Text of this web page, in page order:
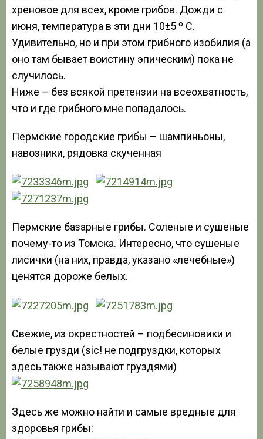
хреновое для всех, кроме грибов. Дожди с
июня, температура в эти дни 10±5 º С.
Удивительно, но и при этом грибного изобилия (а
оно там бывает воистину эпическим) пока не
случилось.
Ниже – без всякой претензии на всеохватность,
что и где грибного мне попадалось.
Пермские городские грибы – шампиньоны,
навозники, рядовка скученная
Пермские базарные грибы. Соленые и сушеные
почему-то из Томска. Интересно, что сушеные
лисички (на них, правда, указано «лечебные»)
ценятся дороже белых.
Свежие, из окрестностей – подбесиновики и
белые грузди (sic! не подгруздки, которых
здесь также называют груздями)
Здесь же можно найти и самые вредные для
здоровья грибы: